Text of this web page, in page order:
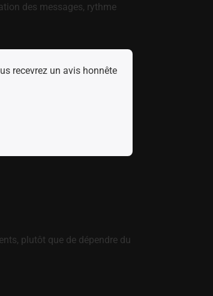
des messages, rythme
recevrez un avis honnête
plutôt que de dépendre du